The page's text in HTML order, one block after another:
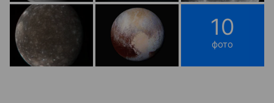
10
фото